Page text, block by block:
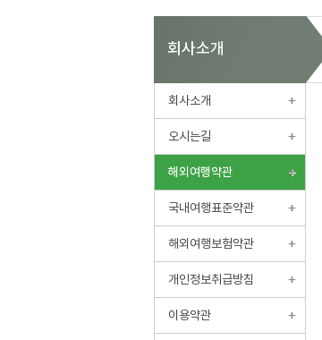
회사소개
회사소개
오시는길
해외여행약관
국내여행표준약관
해외여행보험약관
개인정보취급방침
이용약관